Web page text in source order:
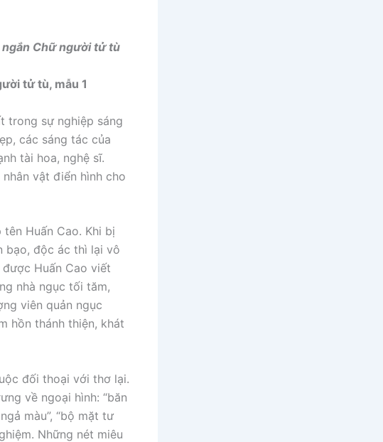
Chữ người tử tù
tử tù, mẫu 1
trong sự nghiệp sáng
các sáng tác của
tài hoa, nghệ sĩ.
vật điển hình cho
Huấn Cao. Khi bị
bạo, độc ác thì lại vô
Huấn Cao viết
nhà ngục tối tăm,
viên quản ngục
hồn thánh thiện, khát
đối thoại với thơ lại.
về ngoại hình: “băn
màu”, “bộ mặt tư
Những nét miêu